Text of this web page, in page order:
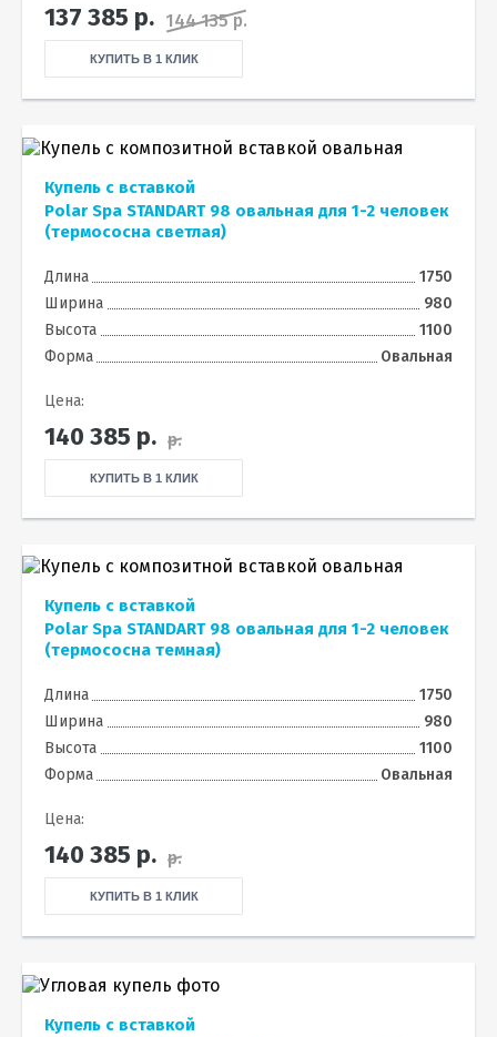
137 385 р. 144 135 р.
КУПИТЬ В 1 КЛИК
Купель с вставкой
Polar Spa STANDART 98 овальная для 1-2 человек
(термососна светлая)
Длина
1750
Ширина
980
Высота
1100
Форма
Овальная
Цена:
140 385 р. р.
КУПИТЬ В 1 КЛИК
Купель с вставкой
Polar Spa STANDART 98 овальная для 1-2 человек
(термососна темная)
Длина
1750
Ширина
980
Высота
1100
Форма
Овальная
Цена:
140 385 р. р.
КУПИТЬ В 1 КЛИК
Купель с вставкой